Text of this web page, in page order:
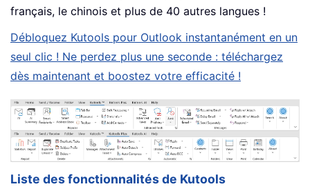
français, le chinois et plus de 40 autres langues !
Débloquez Kutools pour Outlook instantanément en un
seul clic ! Ne perdez plus une seconde : téléchargez
dès maintenant et boostez votre efficacité !
Liste des fonctionnalités de Kutools